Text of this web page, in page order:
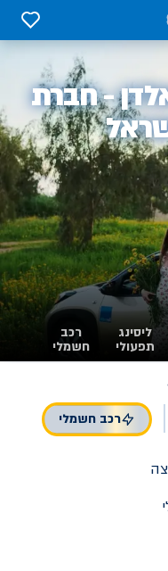
0
- חברת
ליסינג
תפעולי
רכב
חשמלי
רכב חשמלי